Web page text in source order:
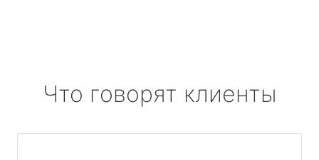
Что говорят клиенты